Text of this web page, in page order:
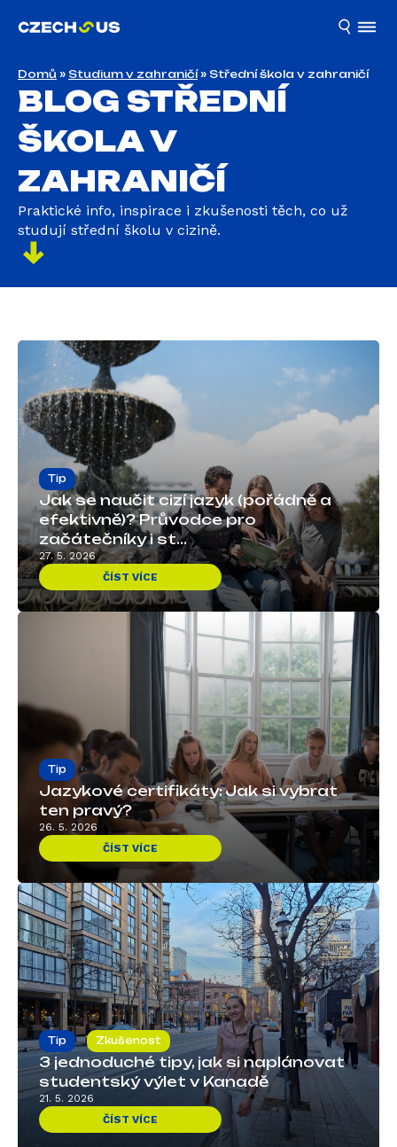
Domů » Studium v zahraničí» Střední škola v zahraničí
BLOG STŘEDNÍ
ŠKOLA V
ZAHRANIČÍ
Praktické info, inspirace i zkušenosti těch, co už
studují střední školu v cizině.
Tip
Jak se naučit cizí jazyk (pořádně a
efektivně)? Průvodce pro
začátečníky i st...
27. 5. 2026
ČÍST VÍCE
Tip
Jazykové certifikáty: Jak si vybrat
ten pravý?
26. 5. 2026
ČÍST VÍCE
Tip Zkušenost
3 jednoduché tipy, jak si naplánovat
studentský výlet v Kanadě
21. 5. 2026
ČÍST VÍCE